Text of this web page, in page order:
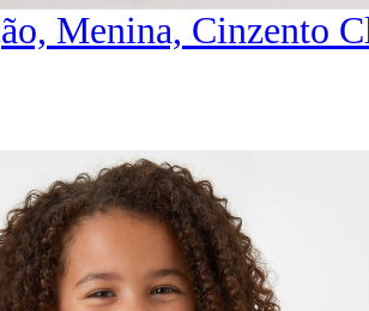
Menina, Cinzento